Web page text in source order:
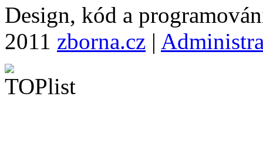
Design, kód a
2011 zborna.cz |